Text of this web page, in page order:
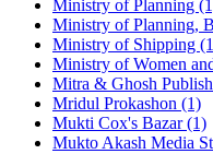
Ministry of Planning
Ministry of Planning,
Ministry of Shipping
Ministry of Women
Mitra & Ghosh
Mridul Prokashon (1)
Mukti Cox's Bazar (1)
Mukto Akash Media